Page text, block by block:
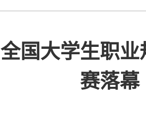
国大学生职
赛落幕